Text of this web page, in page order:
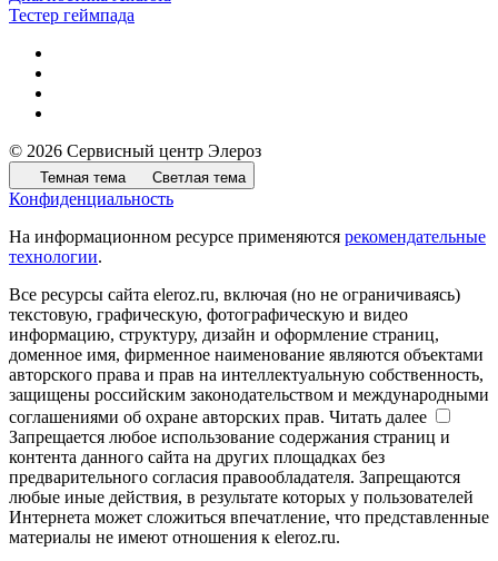
Тестер геймпада
© 2026 Сервисный центр Элероз
Темная тема Светлая тема
Конфиденциальность
На информационном ресурсе применяются рекомендательные
технологии.
Все ресурсы сайта eleroz.ru, включая (но не ограничиваясь)
текстовую, графическую, фотографическую и видео
информацию, структуру, дизайн и оформление страниц,
доменное имя, фирменное наименование являются объектами
авторского права и прав на интеллектуальную собственность,
защищены российским законодательством и международными
соглашениями об охране авторских прав. Читать далее
Запрещается любое использование содержания страниц и
контента данного сайта на других площадках без
предварительного согласия правообладателя. Запрещаются
любые иные действия, в результате которых у пользователей
Интернета может сложиться впечатление, что представленные
материалы не имеют отношения к eleroz.ru.